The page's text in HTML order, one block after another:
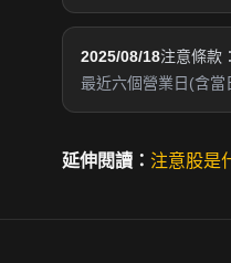
2025/08/18注意條款
最近六個營業日(含
延伸閱讀： 注意股是